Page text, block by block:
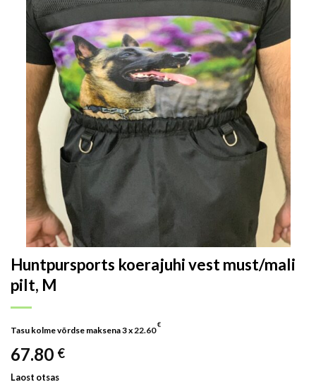
Huntpursports koerajuhi vest must/mali
pilt, M
Tasu kolme võrdse maksena 3 x22.60
€
67.80 €
Laost otsas